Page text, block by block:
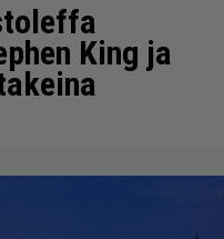
King ja